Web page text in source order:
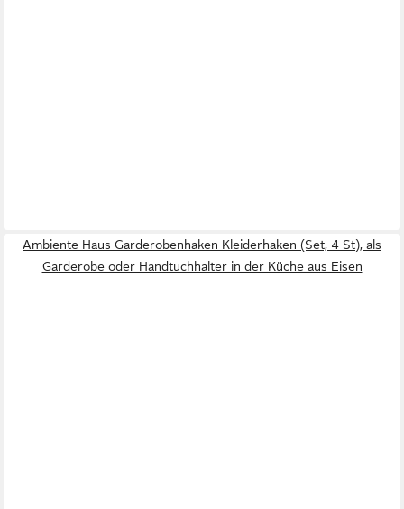
Ambiente Haus Garderobenhaken Kleiderhaken (Set, 4 St), als
Garderobe oder Handtuchhalter in der Küche aus Eisen